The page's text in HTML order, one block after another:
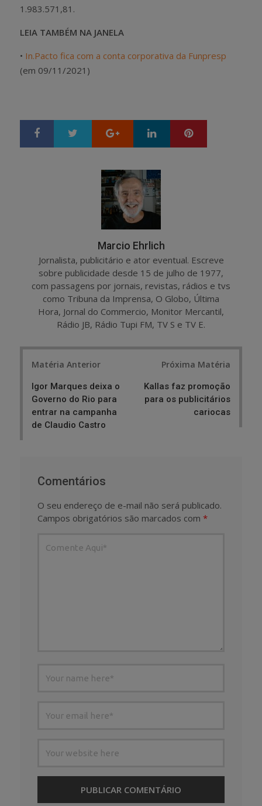
1.983.571,81.
LEIA TAMBÉM NA JANELA
• In.Pacto fica com a conta corporativa da Funpresp
(em 09/11/2021)
Google+ LinkedIn
Marcio Ehrlich
Jornalista, publicitário e ator eventual. Escreve
sobre publicidade desde 15 de julho de 1977,
com passagens por jornais, revistas, rádios e tvs
como Tribuna da Imprensa, O Globo, Última
Hora, Jornal do Commercio, Monitor Mercantil,
Rádio JB, Rádio Tupi FM, TV S e TV E.
Matéria Anterior
Igor Marques deixa o
Governo do Rio para
entrar na campanha
de Claudio Castro
Próxima Matéria
Kallas faz promoção
para os publicitários
cariocas
Comentários
O seu endereço de e-mail não será publicado.
Campos obrigatórios são marcados com *